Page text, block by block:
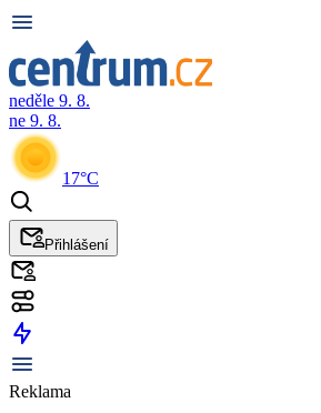
neděle 9. 8.
ne 9. 8.
17°C
Přihlášení
Reklama